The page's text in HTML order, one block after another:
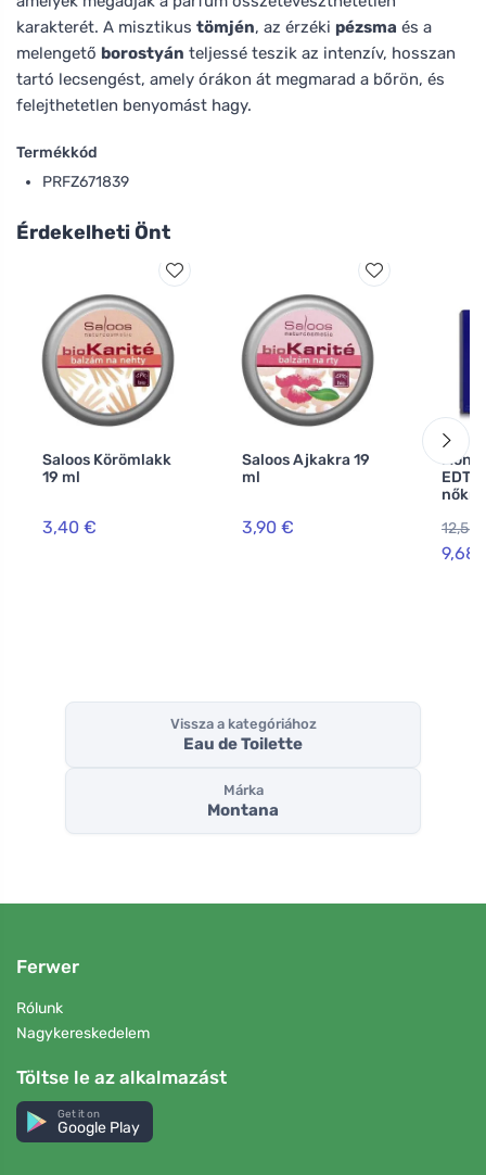
karakterét. A misztikus tömjén, az érzéki pézsma és a
melengető borostyán teljessé teszik az intenzív, hosszan
tartó lecsengést, amely órákon át megmarad a bőrön, és
felejthetetlen benyomást hagy.
Termékkód
PRFZ671839
Érdekelheti Önt
Saloos Körömlakk
19 ml
3,40 €
Saloos Ajkakra 19
ml
3,90 €
EDT
12,58
9,68
Vissza a kategóriához
Eau de Toilette
Márka
Montana
Ferwer
Rólunk
Nagykereskedelem
Töltse le az alkalmazást
Get it on
Google Play